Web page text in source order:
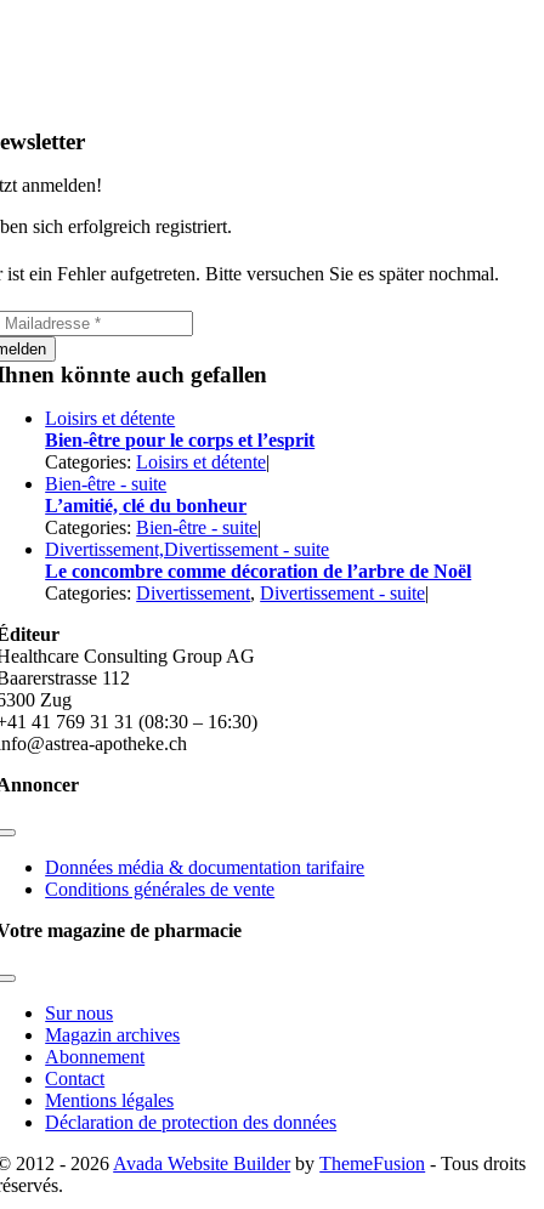
anmelden!
sich erfolgreich registriert.
ist ein Fehler aufgetreten. Bitte versuchen Sie es später nochmal.
könnte auch gefallen
Loisirs et détente
Bien-être pour le corps et l’esprit
Categories:Loisirs et détente|
Bien-être - suite
L’amitié, clé du bonheur
Categories:Bien-être - suite|
Divertissement,Divertissement - suite
Le concombre comme décoration de l’arbre de Noël
Categories:Divertissement,Divertissement - suite|
Consulting Group AG
112
Zug
41 769 31 31 (08:30 – 16:30)
apotheke.ch
Toggle
NavigationDonnées média & documentation tarifaire
Conditions générales de vente
magazine de pharmacie
Toggle
NavigationSur nous
Magazin archives
Abonnement
Contact
Mentions légales
Déclaration de protection des données
2012 - 2026 Avada Website BuilderbyThemeFusion - Tous droits